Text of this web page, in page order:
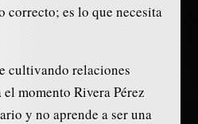
correcto; es lo que necesita
cultivando relaciones
momento Rivera Pérez
y no aprende a ser una